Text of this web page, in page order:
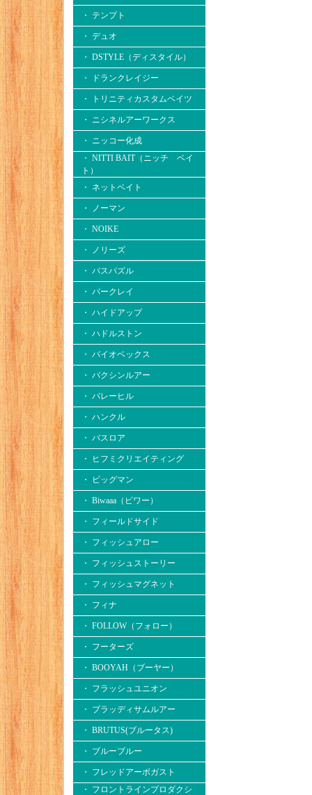
・ テンプト
・ デュオ
・ DSTYLE（ディスタイル）
・ ドランクレイジー
・ トリニティカスタムベイツ
・ ニシネルアーワークス
・ ニッコー化成
・ NITTI BAIT（ニッチ ベイ
ト）
・ ネットベイト
・ ノーマン
・ NOIKE
・ ノリーズ
・ バスパズル
・ バークレイ
・ ハイドアップ
・ ハドルストン
・ バイオベックス
・ バクシンルアー
・ バレーヒル
・ ハンクル
・ バスロア
・ ヒフミクリエイティング
・ ビッグマン
・ Biwaaa（ビワー）
・ フィールドサイド
・ フィッシュアロー
・ フィッシュストーリー
・ フィッシュマグネット
・ フィナ
・ FOLLOW（フォロー）
・ フーターズ
・ BOOYAH（ブーヤー）
・ フラッシュユニオン
・ ブラッディサムルアー
・ BRUTUS(ブルータス)
・ ブルーブルー
・ フレッドアーボガスト
・ フロントラインプロダクシ